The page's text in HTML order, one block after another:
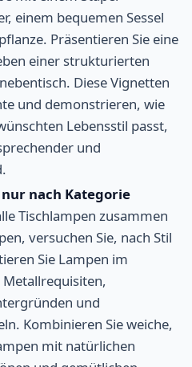
einem bequemen Sessel
Präsentieren Sie eine
einer strukturierten
Diese Vignetten
und demonstrieren, wie
Lebensstil passt,
und
nach Kategorie
Tischlampen zusammen
versuchen Sie, nach Stil
Sie Lampen im
und
Kombinieren Sie weiche,
mit natürlichen